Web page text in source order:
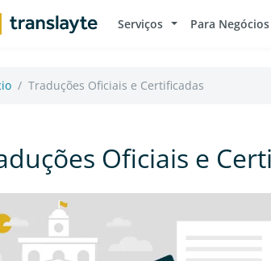
Serviços Para Negócios
Traduções Oficiais e Certificadas
Oficiais e